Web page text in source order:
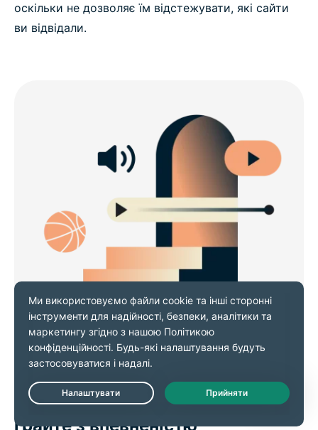
оскільки не дозволяє їм відстежувати, які сайти
ви відвідали.
Займайтесь веб-серфінгом,
дивіться потоковий контент та
грайте з впевненістю
Live Chat